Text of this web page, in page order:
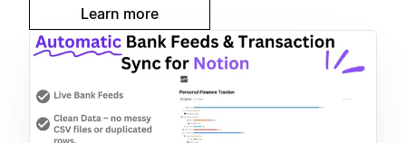
Learn more